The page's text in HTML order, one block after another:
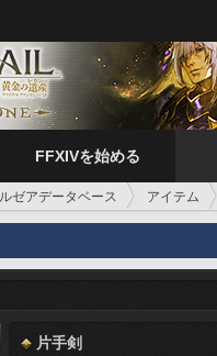
FFXIVを始める
ゼアデータベース アイテム
片手剣